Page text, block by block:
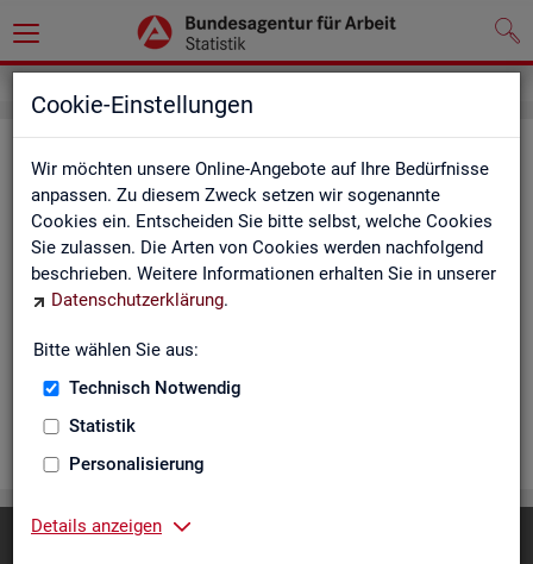
Cookie-Einstellungen
Wir möchten unsere Online-Angebote auf Ihre Bedürfnisse
anpassen. Zu diesem Zweck setzen wir sogenannte
Cookies ein. Entscheiden Sie bitte selbst, welche Cookies
Sie zulassen. Die Arten von Cookies werden nachfolgend
beschrieben. Weitere Informationen erhalten Sie in unserer
Datenschutzerklärung.
Bitte wählen Sie aus:
Technisch Notwendig
Statistik
Personalisierung
Details anzeigen
Ar­beits­lo­se und Ar­beits­lo­sen­quo­
ten - Deutsch­land, Län­der, Krei­se
und Ge­mein­den (Zeit­rei­he Mo­nats-
und Jah­res­zah­len)
nen über Ar­beits­lo­se nach Alter, Ge­schlecht, Staats­an­ge­hö­
rig­keit, Schwer­be­hin­de­rung und wei­te­re Merk­ma­le sowie Ar­
beits­lo­sen­quo­ten.
Diese Seite empfehlen